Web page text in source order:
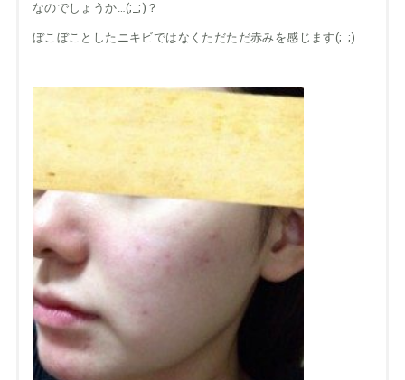
なのでしょうか…(;_;)？
ぼこぼことしたニキビではなくただただ赤みを感じます(;_;)